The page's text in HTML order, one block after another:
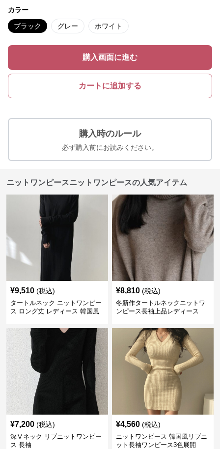
カラー
ブラック グレー ホワイト
購入画面に進む
カートに追加する
購入時のルール
必ず購入前にお読みください。
ニットワンピースニットワンピースの人気アイテム
¥9,510 (税込)
タートルネック ニットワンピー
ス ロング丈 レディース 韓国風
¥8,810 (税込)
冬新作タートルネックニットワ
ンピース長袖上品レディース
¥7,200 (税込)
深Ⅴネック リブニットワンピー
ス 長袖
¥4,560 (税込)
ニットワンピース 韓国風リブニ
ット長袖ワンピース3色展開